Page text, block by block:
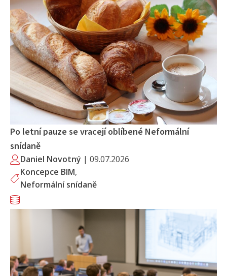
Po letní pauze se vracejí oblíbené Neformální
snídaně
Daniel Novotný | 09.07.2026
Koncepce BIM,
Neformální snídaně